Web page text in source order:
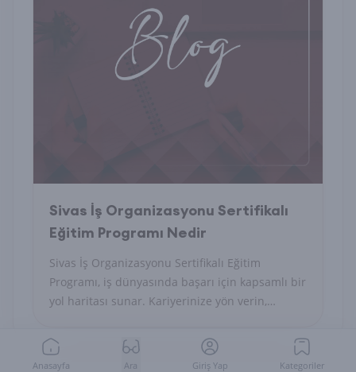
Sivas İş Organizasyonu Sertifikalı
Eğitim Programı Nedir
Sivas İş Organizasyonu Sertifikalı Eğitim
Programı, iş dünyasında başarı için kapsamlı bir
yol haritası sunar. Kariyerinize yön verin,
Anasayfa Ara Giriş Yap Kategoriler